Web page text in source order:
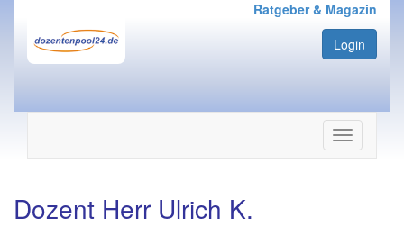
Ratgeber & Magazin
Login
Navigation
ein-/
Dozent Herr Ulrich K.